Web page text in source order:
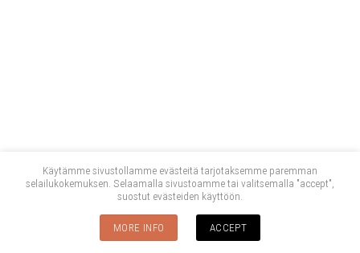
Käytämme sivustollamme evästeitä tarjotaksemme paremman
selailukokemuksen. Selaamalla sivustoamme tai valitsemalla "accept",
suostut evästeiden käyttöön.
MORE INFO ACCEPT